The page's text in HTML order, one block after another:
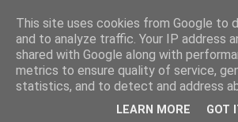
This site uses cookies from Google to
and to analyze traffic. Your IP address
shared with Google along with
metrics to ensure quality of service,
statistics, and to detect and address
LEARN MORE GOT